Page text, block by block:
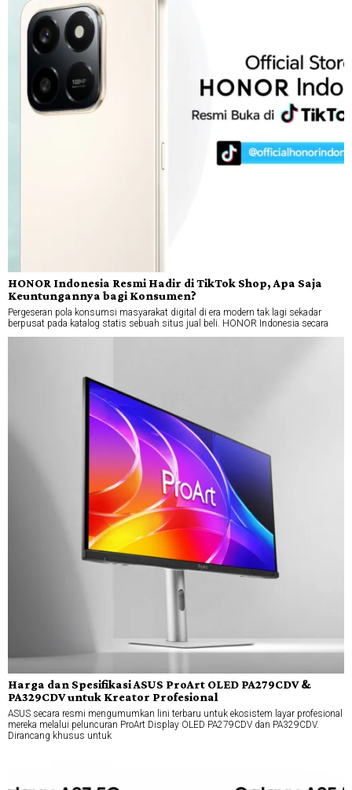
HONOR Indonesia Resmi Hadir di TikTok Shop, Apa Saja
Keuntungannya bagi Konsumen?
Pergeseran pola konsumsi masyarakat digital di era modern tak lagi sekadar
berpusat pada katalog statis sebuah situs jual beli. HONOR Indonesia secara
Harga dan Spesifikasi ASUS ProArt OLED PA279CDV &
PA329CDV untuk Kreator Profesional
ASUS secara resmi mengumumkan lini terbaru untuk ekosistem layar profesional
mereka melalui peluncuran ProArt Display OLED PA279CDV dan PA329CDV.
Dirancang khusus untuk